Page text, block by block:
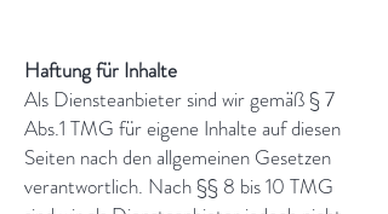
Haftung für Inhalte
Als Diensteanbieter sind wir gemäß § 7
Abs.1 TMG für eigene Inhalte auf diesen
Seiten nach den allgemeinen Gesetzen
verantwortlich. Nach §§ 8 bis 10 TMG